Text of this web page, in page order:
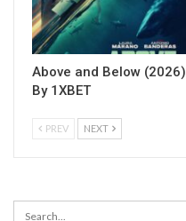
Above and Below (2026)
By 1XBET
PREV NEXT